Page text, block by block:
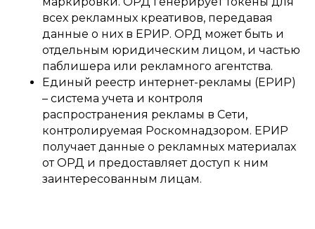
всех рекламных креативов, передавая
данные о них в ЕРИР. ОРД может быть и
отдельным юридическим лицом, и частью
паблишера или рекламного агентства.
Единый реестр интернет-рекламы (ЕРИР)
– система учета и контроля
распространения рекламы в Сети,
контролируемая Роскомнадзором. ЕРИР
получает данные о рекламных материалах
от ОРД и предоставляет доступ к ним
заинтересованным лицам.